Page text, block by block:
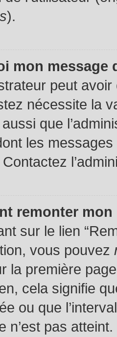
).
mon message
peut
nécessite la
que
les
remonter
sur le lien
vous pouvez
la première
cela signifie
ou que
n’est pas